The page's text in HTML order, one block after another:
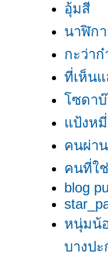
อุ้มสี
นาฬิก
กะว่าก๋
ที่เห็น
ซดา
ป้งหมี่
คนผ่า
คนที่ใ
blog
หนุ่มน้
บางปะ